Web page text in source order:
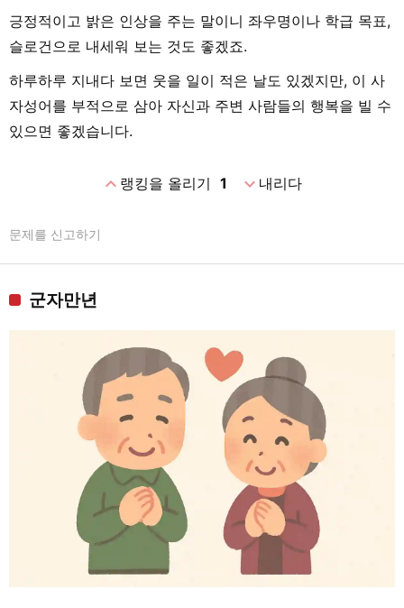
긍정적이고 밝은 인상을 주는 말이니 좌우명이나 학급 목표,
슬로건으로 내세워 보는 것도 좋겠죠.
하루하루 지내다 보면 웃을 일이 적은 날도 있겠지만, 이 사
자성어를 부적으로 삼아 자신과 주변 사람들의 행복을 빌 수
있으면 좋겠습니다.
expand_less랭킹을 올리기 1 expand_more내리다
문제를 신고하기
군자만년